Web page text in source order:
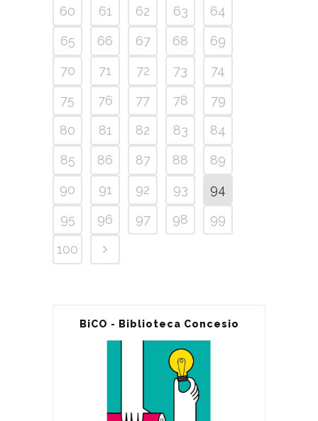
60
61 62 63
64
65
66 67 68
69
70
71 72 73
74
75
76 77 78
79
80
81 82 83
84
85
86 87 88
89
90
91 92 93
94
95
96 97 98
99
100
BiCO - Biblioteca Concesio